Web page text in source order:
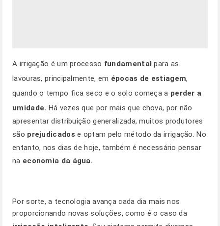
A irrigação é um processo fundamental para as
lavouras, principalmente, em épocas de estiagem,
quando o tempo fica seco e o solo começa a perder a
umidade. Há vezes que por mais que chova, por não
apresentar distribuição generalizada, muitos produtores
são prejudicados e optam pelo método da irrigação. No
entanto, nos dias de hoje, também é necessário pensar
na economia da água.
Por sorte, a tecnologia avança cada dia mais nos
proporcionando novas soluções, como é o caso da